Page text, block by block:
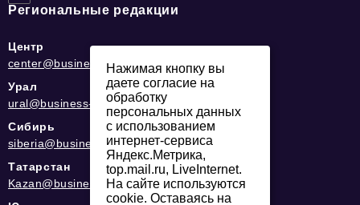
Региональные редакции
Центр
center@business-magazine.online
Урал
ural@business-magazine.online
Сибирь
siberia@business-magazine.online
Татарстан
Kazan@business-magazine.online
Нажимая кнопку вы
даете согласие на
обработку
персональных данных
с использованием
интернет-сервиса
Яндекс.Метрика,
top.mail.ru, LiveInternet.
На сайте используются
cookie. Оставаясь на